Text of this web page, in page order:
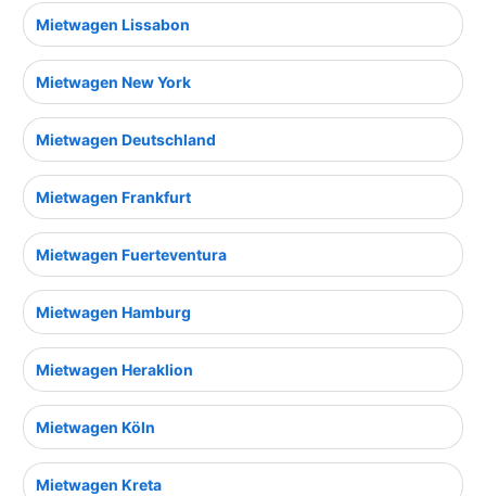
Mietwagen Lissabon
Mietwagen New York
Mietwagen Deutschland
Mietwagen Frankfurt
Mietwagen Fuerteventura
Mietwagen Hamburg
Mietwagen Heraklion
Mietwagen Köln
Mietwagen Kreta